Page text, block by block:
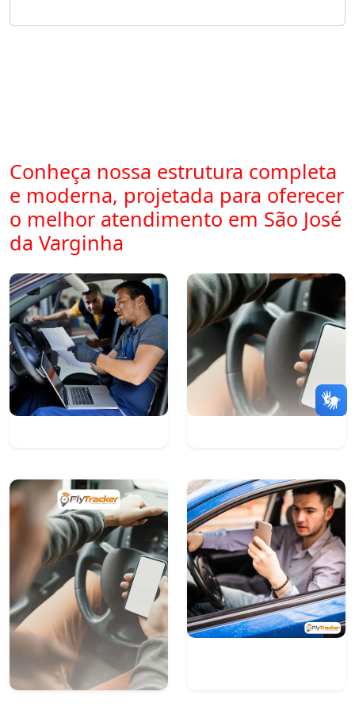
Conheça nossa estrutura completa
e moderna, projetada para oferecer
o melhor atendimento em São José
da Varginha